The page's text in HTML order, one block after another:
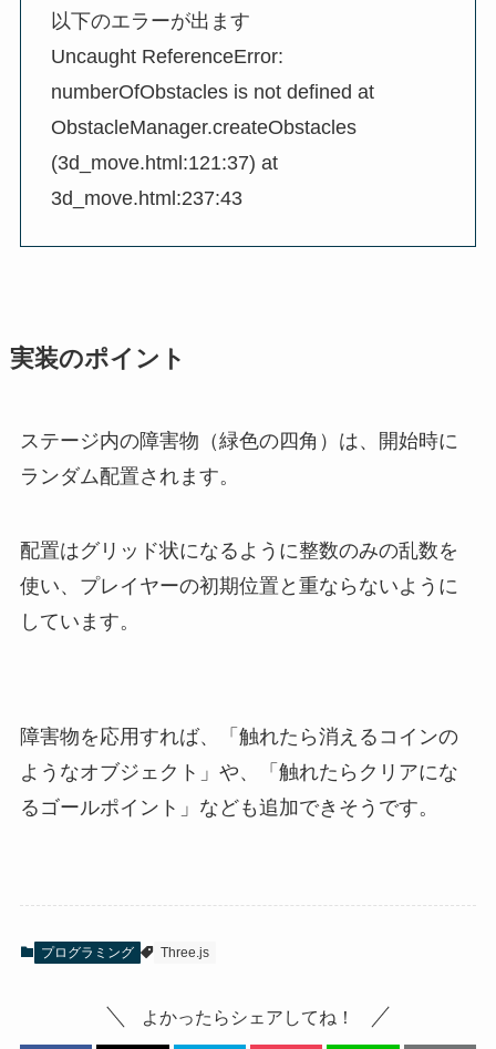
以下のエラーが出ます
Uncaught ReferenceError:
numberOfObstacles is not defined at
ObstacleManager.createObstacles
(3d_move.html:121:37) at
3d_move.html:237:43
実装のポイント
ステージ内の障害物（緑色の四角）は、開始時に
ランダム配置されます。
配置はグリッド状になるように整数のみの乱数を
使い、プレイヤーの初期位置と重ならないように
しています。
障害物を応用すれば、「触れたら消えるコインの
ようなオブジェクト」や、「触れたらクリアにな
るゴールポイント」なども追加できそうです。
プログラミング Three.js
よかったらシェアしてね！